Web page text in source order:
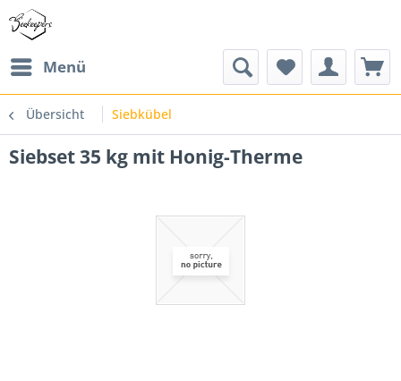
Menü
Übersicht Siebkübel
Siebset 35 kg mit Honig-Therme